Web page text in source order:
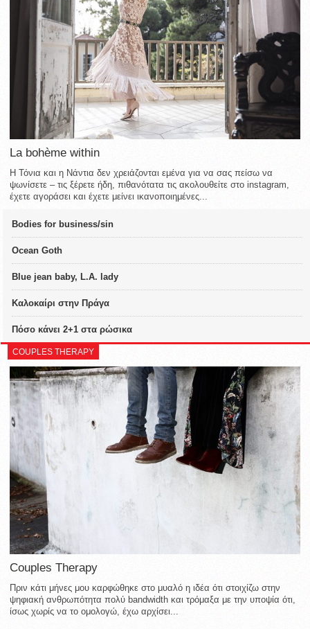
La bohème within
Η Τόνια και η Νάντια δεν χρειάζονται εμένα για να σας πείσω να
ψωνίσετε – τις ξέρετε ήδη, πιθανότατα τις ακολουθείτε στο instagram,
έχετε αγοράσει και έχετε μείνει ικανοποιημένες...
Bodies for business/sin
Ocean Goth
Blue jean baby, L.A. lady
Καλοκαίρι στην Πράγα
Πόσο κάνει 2+1 στα ρώσικα
COUPLES THERAPY
Couples Therapy
Πριν κάτι μήνες μου καρφώθηκε στο μυαλό η ιδέα ότι στοιχίζω στην
ψηφιακή ανθρωπότητα πολύ bandwidth και τρόμαξα με την υποψία ότι,
ίσως χωρίς να το ομολογώ, έχω αρχίσει...